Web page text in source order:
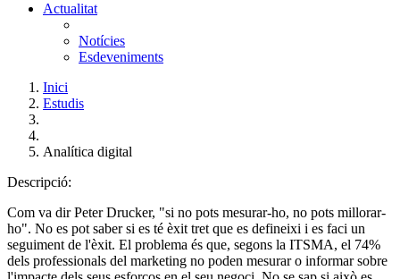
Actualitat
Notícies
Esdeveniments
Inici
Estudis
Analítica digital
Descripció:
Com va dir Peter Drucker, "si no pots mesurar-ho, no pots millorar-
ho". No es pot saber si es té èxit tret que es defineixi i es faci un
seguiment de l'èxit. El problema és que, segons la ITSMA, el 74%
dels professionals del marketing no poden mesurar o informar sobre